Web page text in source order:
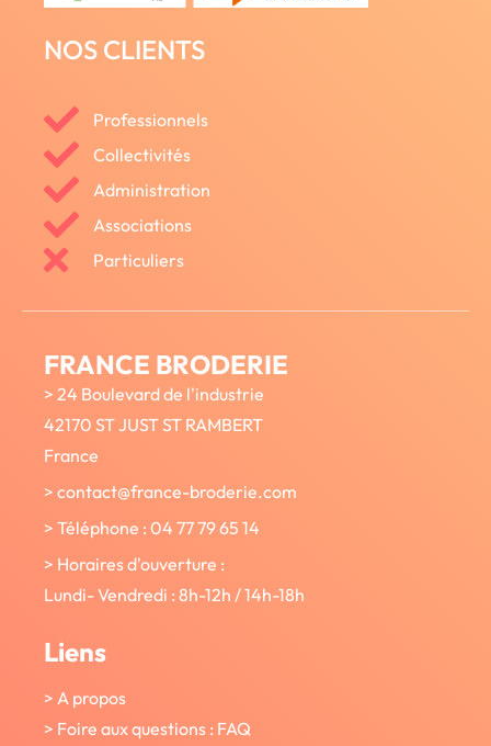
NOS CLIENTS
Professionnels
Collectivités
Administration
Associations
Particuliers
FRANCE BRODERIE
> 24 Boulevard de l'industrie
42170 ST JUST ST RAMBERT
France
> contact@france-broderie.com
> Téléphone : 04 77 79 65 14
> Horaires d'ouverture :
Lundi- Vendredi : 8h-12h / 14h-18h
Liens
> A propos
> Foire aux questions : FAQ